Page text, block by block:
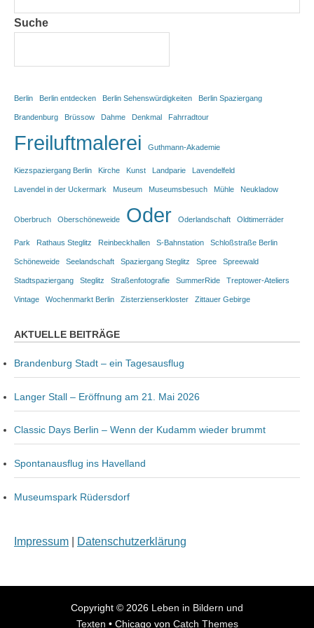
Suche
Berlin Berlin entdecken Berlin Sehenswürdigkeiten Berlin Spaziergang
Brandenburg Brüssow Dahme Denkmal Fahrradtour
Freiluftmalerei Guthmann-Akademie
Kiezspaziergang Berlin Kirche Kunst Landparie Lavendelfeld
Lavendel in der Uckermark Museum Museumsbesuch Mühle Neukladow
Oberbruch Oberschöneweide Oder Oderlandschaft Oldtimerräder
Park Rathaus Steglitz Reinbeckhallen S-Bahnstation Schloßstraße Berlin
Schöneweide Seelandschaft Spaziergang Steglitz Spree Spreewald
Stadtspaziergang Steglitz Straßenfotografie SummerRide Treptower-Ateliers
Vintage Wochenmarkt Berlin Zisterzienserkloster Zittauer Gebirge
AKTUELLE BEITRÄGE
Brandenburg Stadt – ein Tagesausflug
Langer Stall – Eröffnung am 21. Mai 2026
Classic Days Berlin – Wenn der Kudamm wieder brummt
Spontanausflug ins Havelland
Museumspark Rüdersdorf
Impressum Datenschutzerklärung
Copyright © 2026 Leben in Bildern und
Texten • Chicago von Catch Themes